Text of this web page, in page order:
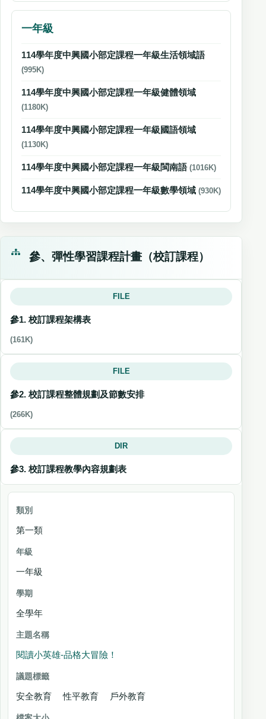
一年級
114學年度中興國小部定課程一年級生活領域語
(995K)
114學年度中興國小部定課程一年級健體領域
(1180K)
114學年度中興國小部定課程一年級國語領域
(1130K)
114學年度中興國小部定課程一年級閩南語 (1016K)
114學年度中興國小部定課程一年級數學領域 (930K)
參、彈性學習課程計畫（校訂課程）
FILE
參1. 校訂課程架構表
(161K)
FILE
參2. 校訂課程整體規劃及節數安排
(266K)
DIR
參3. 校訂課程教學內容規劃表
類別
年
級
主題名稱
議
題
籤
第一類
一年級
全學年
閱讀小英雄-品格大冒險！
安全教育 性平教育 戶外教育